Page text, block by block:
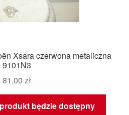
Xsara czerwona metaliczna
9101N3
81,00 zł
będzie dostępny